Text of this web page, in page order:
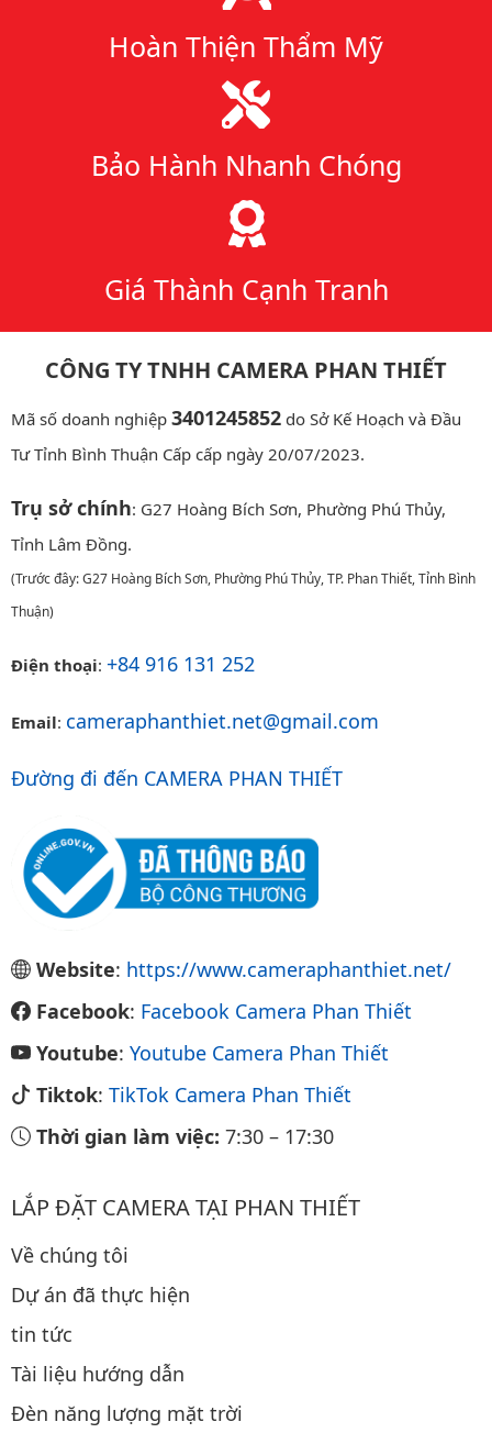
Hoàn Thiện Thẩm Mỹ
Bảo Hành Nhanh Chóng
Giá Thành Cạnh Tranh
CÔNG TY TNHH CAMERA PHAN THIẾT
Mã số doanh nghiệp 3401245852 do Sở Kế Hoạch và Đầu
Tư Tỉnh Bình Thuận Cấp cấp ngày 20/07/2023.
Trụ sở chính: G27 Hoàng Bích Sơn, Phường Phú Thủy,
Tỉnh Lâm Đồng.
(Trước đây: G27 Hoàng Bích Sơn, Phường Phú Thủy, TP. Phan Thiết, Tỉnh Bình
Thuận)
Điện thoại: +84 916 131 252
Email: cameraphanthiet.net@gmail.com
Đường đi đến CAMERA PHAN THIẾT
Website: https://www.cameraphanthiet.net/
Facebook: Facebook Camera Phan Thiết
Youtube: Youtube Camera Phan Thiết
Tiktok: TikTok Camera Phan Thiết
Thời gian làm việc: 7:30 – 17:30
LẮP ĐẶT CAMERA TẠI PHAN THIẾT
Về chúng tôi
Dự án đã thực hiện
tin tức
Tài liệu hướng dẫn
Đèn năng lượng mặt trời